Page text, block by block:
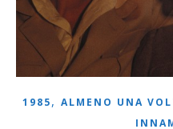
1985, ALMENO UNA